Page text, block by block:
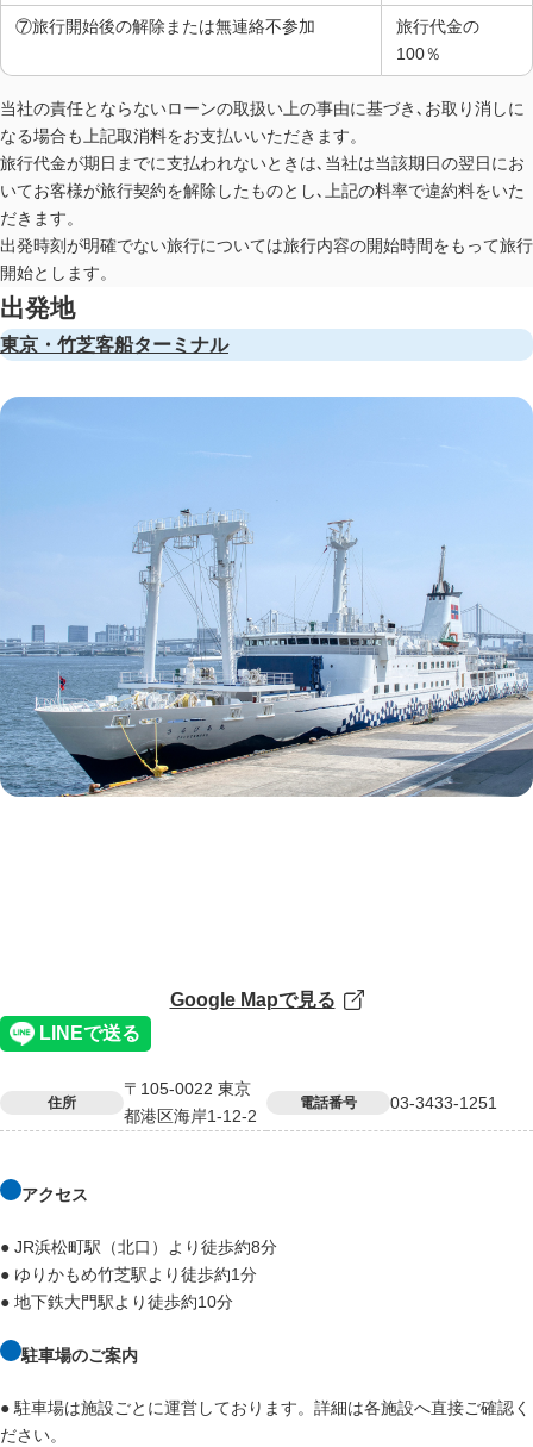
⑦旅行開始後の解除または無連絡不参加
旅行代金の
100％
当社の責任とならないローンの取扱い上の事由に基づき､お取り消しに
なる場合も上記取消料をお支払いいただきます。
旅行代金が期日までに支払われないときは､当社は当該期日の翌日にお
いてお客様が旅行契約を解除したものとし､上記の料率で違約料をいた
だきます。
出発時刻が明確でない旅行については旅行内容の開始時間をもって旅行
開始とします。
出発地
東京・竹芝客船ターミナル
Google Mapで見る
住所
〒105-0022 東京
都港区海岸1-12-2
電話番号 03-3433-1251
アクセス
● JR浜松町駅（北口）より徒歩約8分
● ゆりかもめ竹芝駅より徒歩約1分
● 地下鉄大門駅より徒歩約10分
駐車場のご案内
● 駐車場は施設ごとに運営しております。詳細は各施設へ直接ご確認く
ださい。